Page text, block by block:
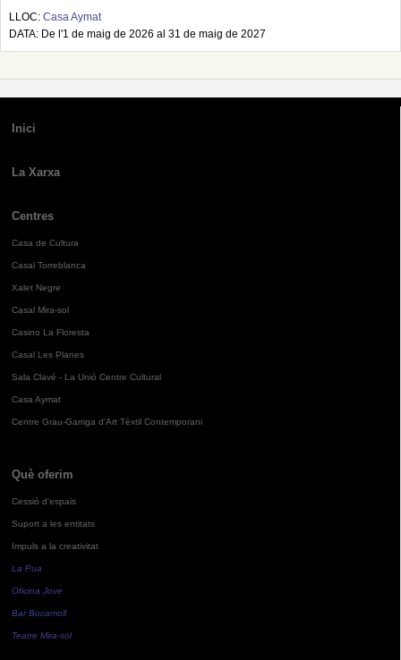
LLOC: Casa Aymat
DATA: De l'1 de maig de 2026 al 31 de maig de 2027
Inici
La Xarxa
Centres
Casa de Cultura
Casal Torreblanca
Xalet Negre
Casal Mira-sol
Casino La Floresta
Casal Les Planes
Sala Clavé - La Unió Centre Cultural
Casa Aymat
Centre Grau-Garriga d'Art Tèxtil Contemporani
Què oferim
Cessió d'espais
Suport a les entitats
Impuls a la creativitat
La Pua
Oficina Jove
Bar Bocamoll
Teatre Mira-sol